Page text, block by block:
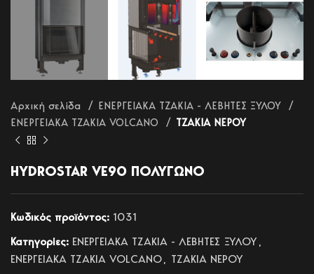
Αρχική σελίδα
ΕΝΕΡΓΕΙΑΚΑ ΤΖΑΚΙΑ - ΛΕΒΗΤΕΣ ΞΥΛΟΥ
ΕΝΕΡΓΕΙΑΚΑ ΤΖΑΚΙΑ VOLCANO
ΤΖΑΚΙΑ ΝΕΡΟΥ
HYDROSTAR VE90 ΠΟΛΥΓΩΝΟ
Κωδικός προϊόντος: 1031
Κατηγορίες: ΕΝΕΡΓΕΙΑΚΑ ΤΖΑΚΙΑ - ΛΕΒΗΤΕΣ ΞΥΛΟΥ ,
ΕΝΕΡΓΕΙΑΚΑ ΤΖΑΚΙΑ VOLCANO, ΤΖΑΚΙΑ ΝΕΡΟΥ